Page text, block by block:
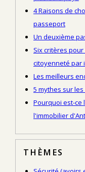
4 Raisons de
passeport
Un deuxième
Six critères
citoyenneté par
Les meilleurs
5 mythes sur
Pourquoi est-ce
l'immobilier
THÈMES